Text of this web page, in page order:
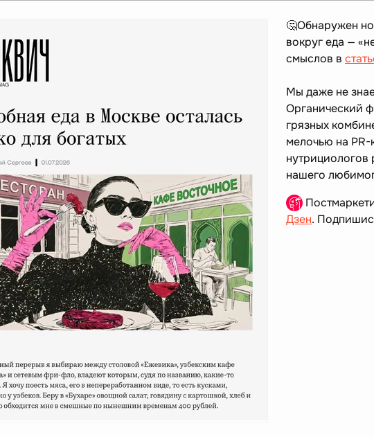
🤔Обнаружен
вокруг еда —
смыслов в
Мы даже не
Органический
грязных
мелочью на
нутрициологов
нашего
Дзен.